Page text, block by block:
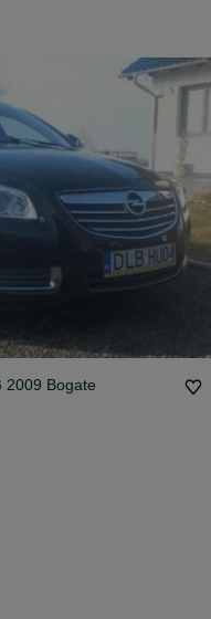
2009 Bogate